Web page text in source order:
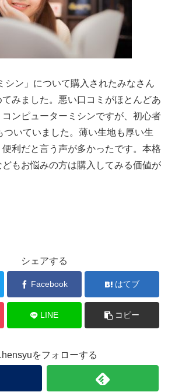
シン」について購入されたみなさん
みました。悪い口コミがほとんどあ
コンピューターミシンですが、初心者
ついていました。薄い生地も厚い生
利だと言う声が多かったです。本格
もお悩みの方は購入してみる価値が
シェアする
Facebook はてブ
LINE コピー
をフォローする